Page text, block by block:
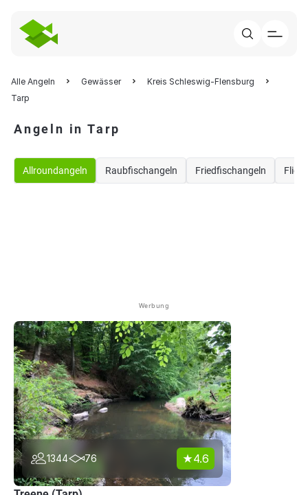
Alle Angeln Gewässer
Kreis Schleswig-Flensburg
Tarp
Angeln in Tarp
Allroundangeln Raubfischangeln Friedfischangeln
Werbung
1344 76 4.6